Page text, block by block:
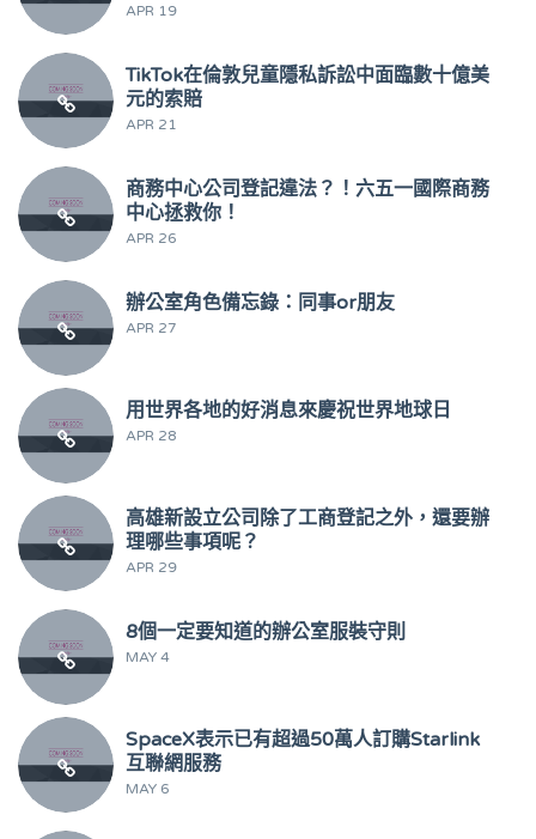
APR 19
TikTok在倫敦兒童隱私訴訟中面臨數十億美
元的索賠
APR 21
商務中心公司登記違法？！六五一國際商務
中心拯救你！
APR 26
辦公室角色備忘錄：同事or朋友
APR 27
用世界各地的好消息來慶祝世界地球日
APR 28
高雄新設立公司除了工商登記之外，還要辦
理哪些事項呢？
APR 29
8個一定要知道的辦公室服裝守則
MAY 4
SpaceX表示已有超過50萬人訂購Starlink
互聯網服務
MAY 6